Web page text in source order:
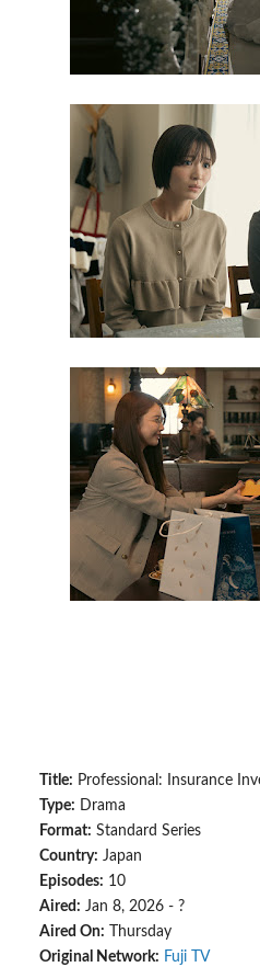
Title: Professional: Insurance
Type:
Drama
Format: Standard Series
Country: Japan
Episodes: 10
Aired: Jan 8, 2026 - ?
Aired On: Thursday
Original Network: Fuji TV